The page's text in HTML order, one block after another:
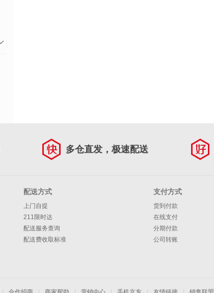
多仓直发，极速配送
配送方式
上门自提
211限时达
配送服务查询
配送费收取标准
支付方式
货到付款
在线支付
分期付款
公司转账